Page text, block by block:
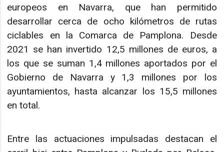
europeos en Navarra, que han permitido
desarrollar cerca de ocho kilómetros de rutas
ciclables en la Comarca de Pamplona. Desde
2021 se han invertido 12,5 millones de euros, a
los que se suman 1,4 millones aportados por el
Gobierno de Navarra y 1,3 millones por los
ayuntamientos, hasta alcanzar los 15,5 millones
en total.
Entre las actuaciones impulsadas destacan el